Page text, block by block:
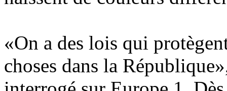
«On a des lois qui
choses dans la